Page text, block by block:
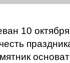
10 октября